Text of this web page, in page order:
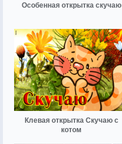
Особенная открытка скучаю
Клевая открытка Скучаю с
котом